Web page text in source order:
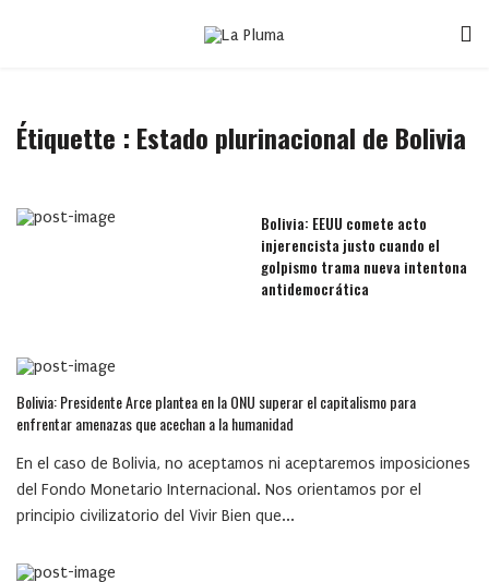
Étiquette : Estado plurinacional de Bolivia
Bolivia: EEUU comete acto
injerencista justo cuando el
golpismo trama nueva intentona
antidemocrática
Bolivia: Presidente Arce plantea en la ONU superar el capitalismo para
enfrentar amenazas que acechan a la humanidad
En el caso de Bolivia, no aceptamos ni aceptaremos imposiciones
del Fondo Monetario Internacional. Nos orientamos por el
principio civilizatorio del Vivir Bien que...